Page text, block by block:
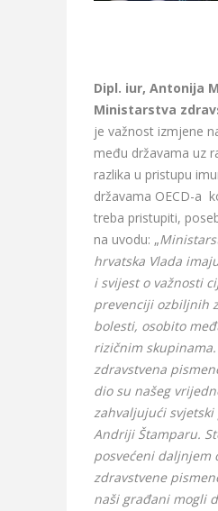
Dipl. iur, Antonija
Ministarstva
je važnost izmjene
među državama uz
razlika u pristupu
državama OECD-a
treba pristupiti,
na uvodu: „
hrvatska Vlada
i svijest o važnosti
prevenciji ozbiljnih
bolesti, osobito
rizičnim skupinama.
zdravstvena
dio su našeg
zahvaljujući svjetski
Andriji Štamparu.
posvećeni daljnjem
zdravstvene
naši građani mogli